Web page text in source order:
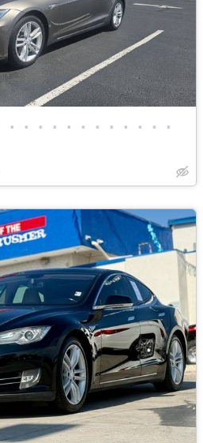
• • • • • • • • • • • •